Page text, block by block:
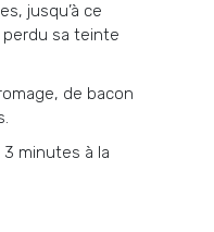
jusqu’à ce
perdu sa teinte
de bacon
minutes à la